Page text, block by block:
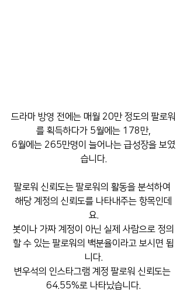
드라마 방영 전에는 매월 20만 정도의 팔로워
를 획득하다가 5월에는 178만,
6월에는 265만명이 늘어나는 급성장을 보였
습니다.
팔로워 신뢰도는 팔로워의 활동을 분석하여
해당 계정의 신뢰도를 나타내주는 항목인데
요.
봇이나 가짜 계정이 아닌 실제 사람으로 정의
할 수 있는 팔로워의 백분율이라고 보시면 됩
니다.
변우석의 인스타그램 계정 팔로워 신뢰도는
64.55%로 나타났습니다.